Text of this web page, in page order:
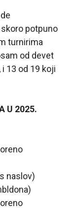
potpuno
turnirima
od devet
13 od 19 koji
U 2025.
naslov)